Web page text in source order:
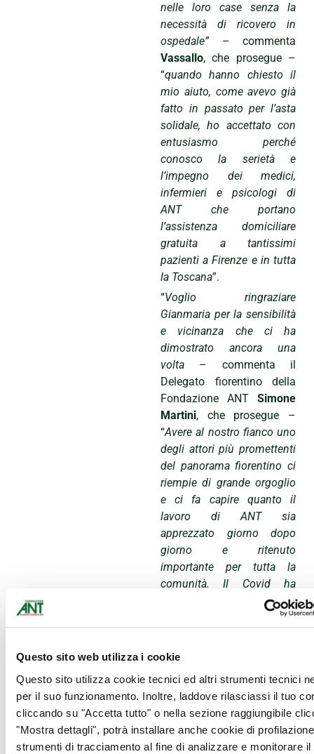
Questo sito web utilizza i cookie
Questo sito utilizza cookie tecnici ed altri strumenti tecnici
per il suo funzionamento. Inoltre, laddove rilasciassi il tuo
cliccando su "Accetta tutto" o nella sezione raggiungibile
"Mostra dettagli", potrà installare anche cookie di
strumenti di tracciamento al fine di analizzare e monitorare il
nelle loro case senza la
necessità di ricovero in
ospedale”– commenta
Vassallo, che prosegue –
“quando hanno chiesto il
mio aiuto, come avevo già
fatto in passato per l’asta
solidale, ho accettato con
entusiasmo perché
conosco la serietà e
l’impegno dei medici,
infermieri e psicologi di
ANT che portano
l’assistenza domiciliare
gratuita a tantissimi
pazienti a Firenze e in tutta
la Toscana”.
“Voglio ringraziare
Gianmaria per la sensibilità
e vicinanza che ci ha
dimostrato ancora una
volta – commenta il
Delegato fiorentino della
Fondazione ANT Simone
Martini, che prosegue –
“Avere al nostro fianco uno
degli attori più promettenti
del panorama fiorentino ci
riempie di grande orgoglio
e ci fa capire quanto il
lavoro di ANT sia
apprezzato giorno dopo
giorno e ritenuto
importante per tutta la
comunità. Il Covid ha
seriamente messo in
pericolo il nostro lavoro
diminuzione delle
esponenziale aumento
delle richieste di
assistenza. Per questo è
ancora più importante